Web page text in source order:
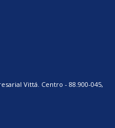
Vittá. Centro - 88.900-045,